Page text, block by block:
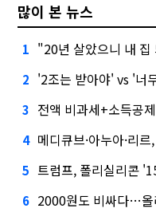
많이 본 뉴스
1 "20년 살았으니 내 집
2 '2조는 받아야' vs '너
3 전액 비과세+소득공
4 메디큐브·아누아·리
5 트럼프, 폴리실리콘
6 2000원도 비싸다…올리